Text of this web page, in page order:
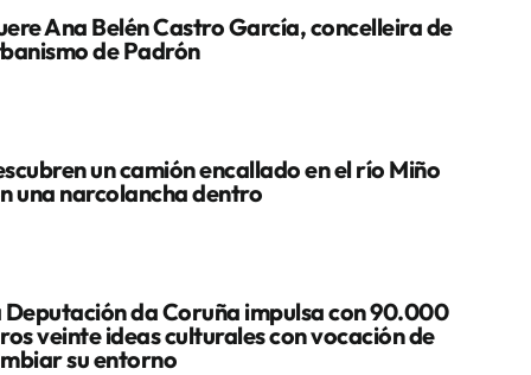
Ana Belén Castro García, concelleira de
de Padrón
un camión encallado en el río Miño
una narcolancha dentro
Deputación da Coruña impulsa con 90.000
veinte ideas culturales con vocación de
su entorno